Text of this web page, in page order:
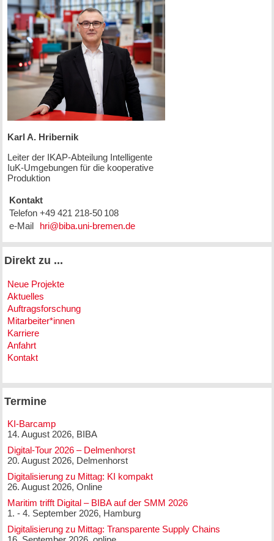
Karl A. Hribernik
Leiter der IKAP-Abteilung Intelligente
IuK-Umgebungen für die kooperative
Produktion
Kontakt
Telefon +49 421 218-50 108
e-Mail
Direkt zu ...
Neue Projekte
Aktuelles
Auftragsforschung
Mitarbeiter*innen
Karriere
Anfahrt
Kontakt
Termine
KI-Barcamp
14. August 2026, BIBA
Digital-Tour 2026 – Delmenhorst
20. August 2026, Delmenhorst
Digitalisierung zu Mittag: KI kompakt
26. August 2026, Online
Maritim trifft Digital – BIBA auf der SMM 2026
1. - 4. September 2026, Hamburg
Digitalisierung zu Mittag: Transparente Supply Chains